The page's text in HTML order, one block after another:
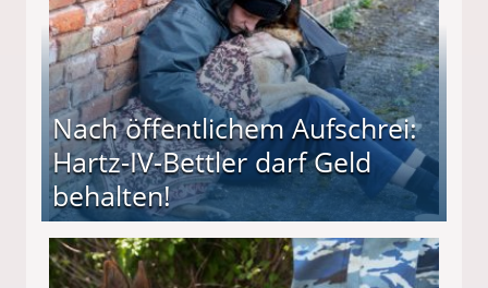
Nach öffentlichem Aufschrei:
Hartz-IV-Bettler darf Geld
behalten!
darf Geld behalten!